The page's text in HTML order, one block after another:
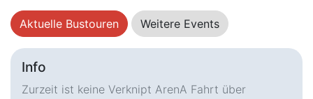
Aktuelle Bustouren Weitere Events
Info
Zurzeit ist keine Verknipt ArenA Fahrt über